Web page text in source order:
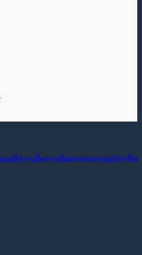
ะถือว่าเป็นการผิดจรรยาบรรณวิชาชีพ